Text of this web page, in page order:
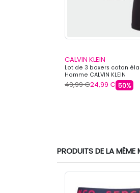
CALVIN KLEIN
Lot de 3 boxers coton
Homme CALVIN KLEIN
49,99 €24,99 € 50%
PRODUITS DE LA MÊME